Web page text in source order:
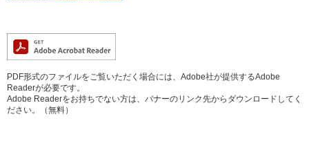
PDF形式のファイルをご覧いただく場合には、Adobe社が提供するAdobe
Readerが必要です。
Adobe Readerをお持ちでない方は、バナーのリンク先からダウンロードしてく
ださい。（無料）